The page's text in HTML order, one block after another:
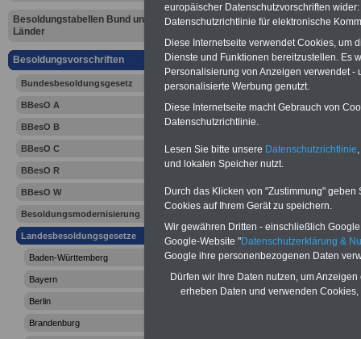
Besoldungstabellen Bund und
Länder
Besoldungsvorschriften
Bundesbesoldungsgesetz
BBesO A
BBesO B
BBesO C
BBesO R
BBesO W
Besoldungsmodernisierung
Landesbesoldungsgesetze
Baden-Württemberg
Bayern
Berlin
Brandenburg
Sachsen:
europäischer Datenschutzvorschriften
Datenschutzrichtlinie für elektronische
Diese Internetseite verwendet Cookies, um
Dienste und Funktionen bereitzustellen. Es
Personalisierung von Anzeigen verwendet
personalisierte Werbung genutzt.
Diese Internetseite macht Gebrauch von
Datenschutzrichtlinie.
Lesen Sie bitte unsere Datenschutzrichtlinie
und lokalen Speicher nutzt.
Durch das Klicken von "Zustimmung"
Cookies auf Ihrem Gerät zu speichern.
Wir gewähren Dritten - einschließlich
Google-Website "Datenschutzerklärung &
Google ihre personenbezogenen Daten
Dürfen wir Ihre Daten nutzen, um
erheben Daten und verwenden